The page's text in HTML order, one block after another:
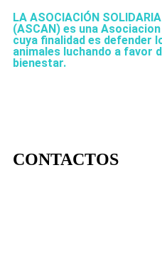
LA ASOCIACIÓN
(ASCAN) es una
cuya finalidad es defender
animales luchando a favor
bienestar.
CONTACTOS